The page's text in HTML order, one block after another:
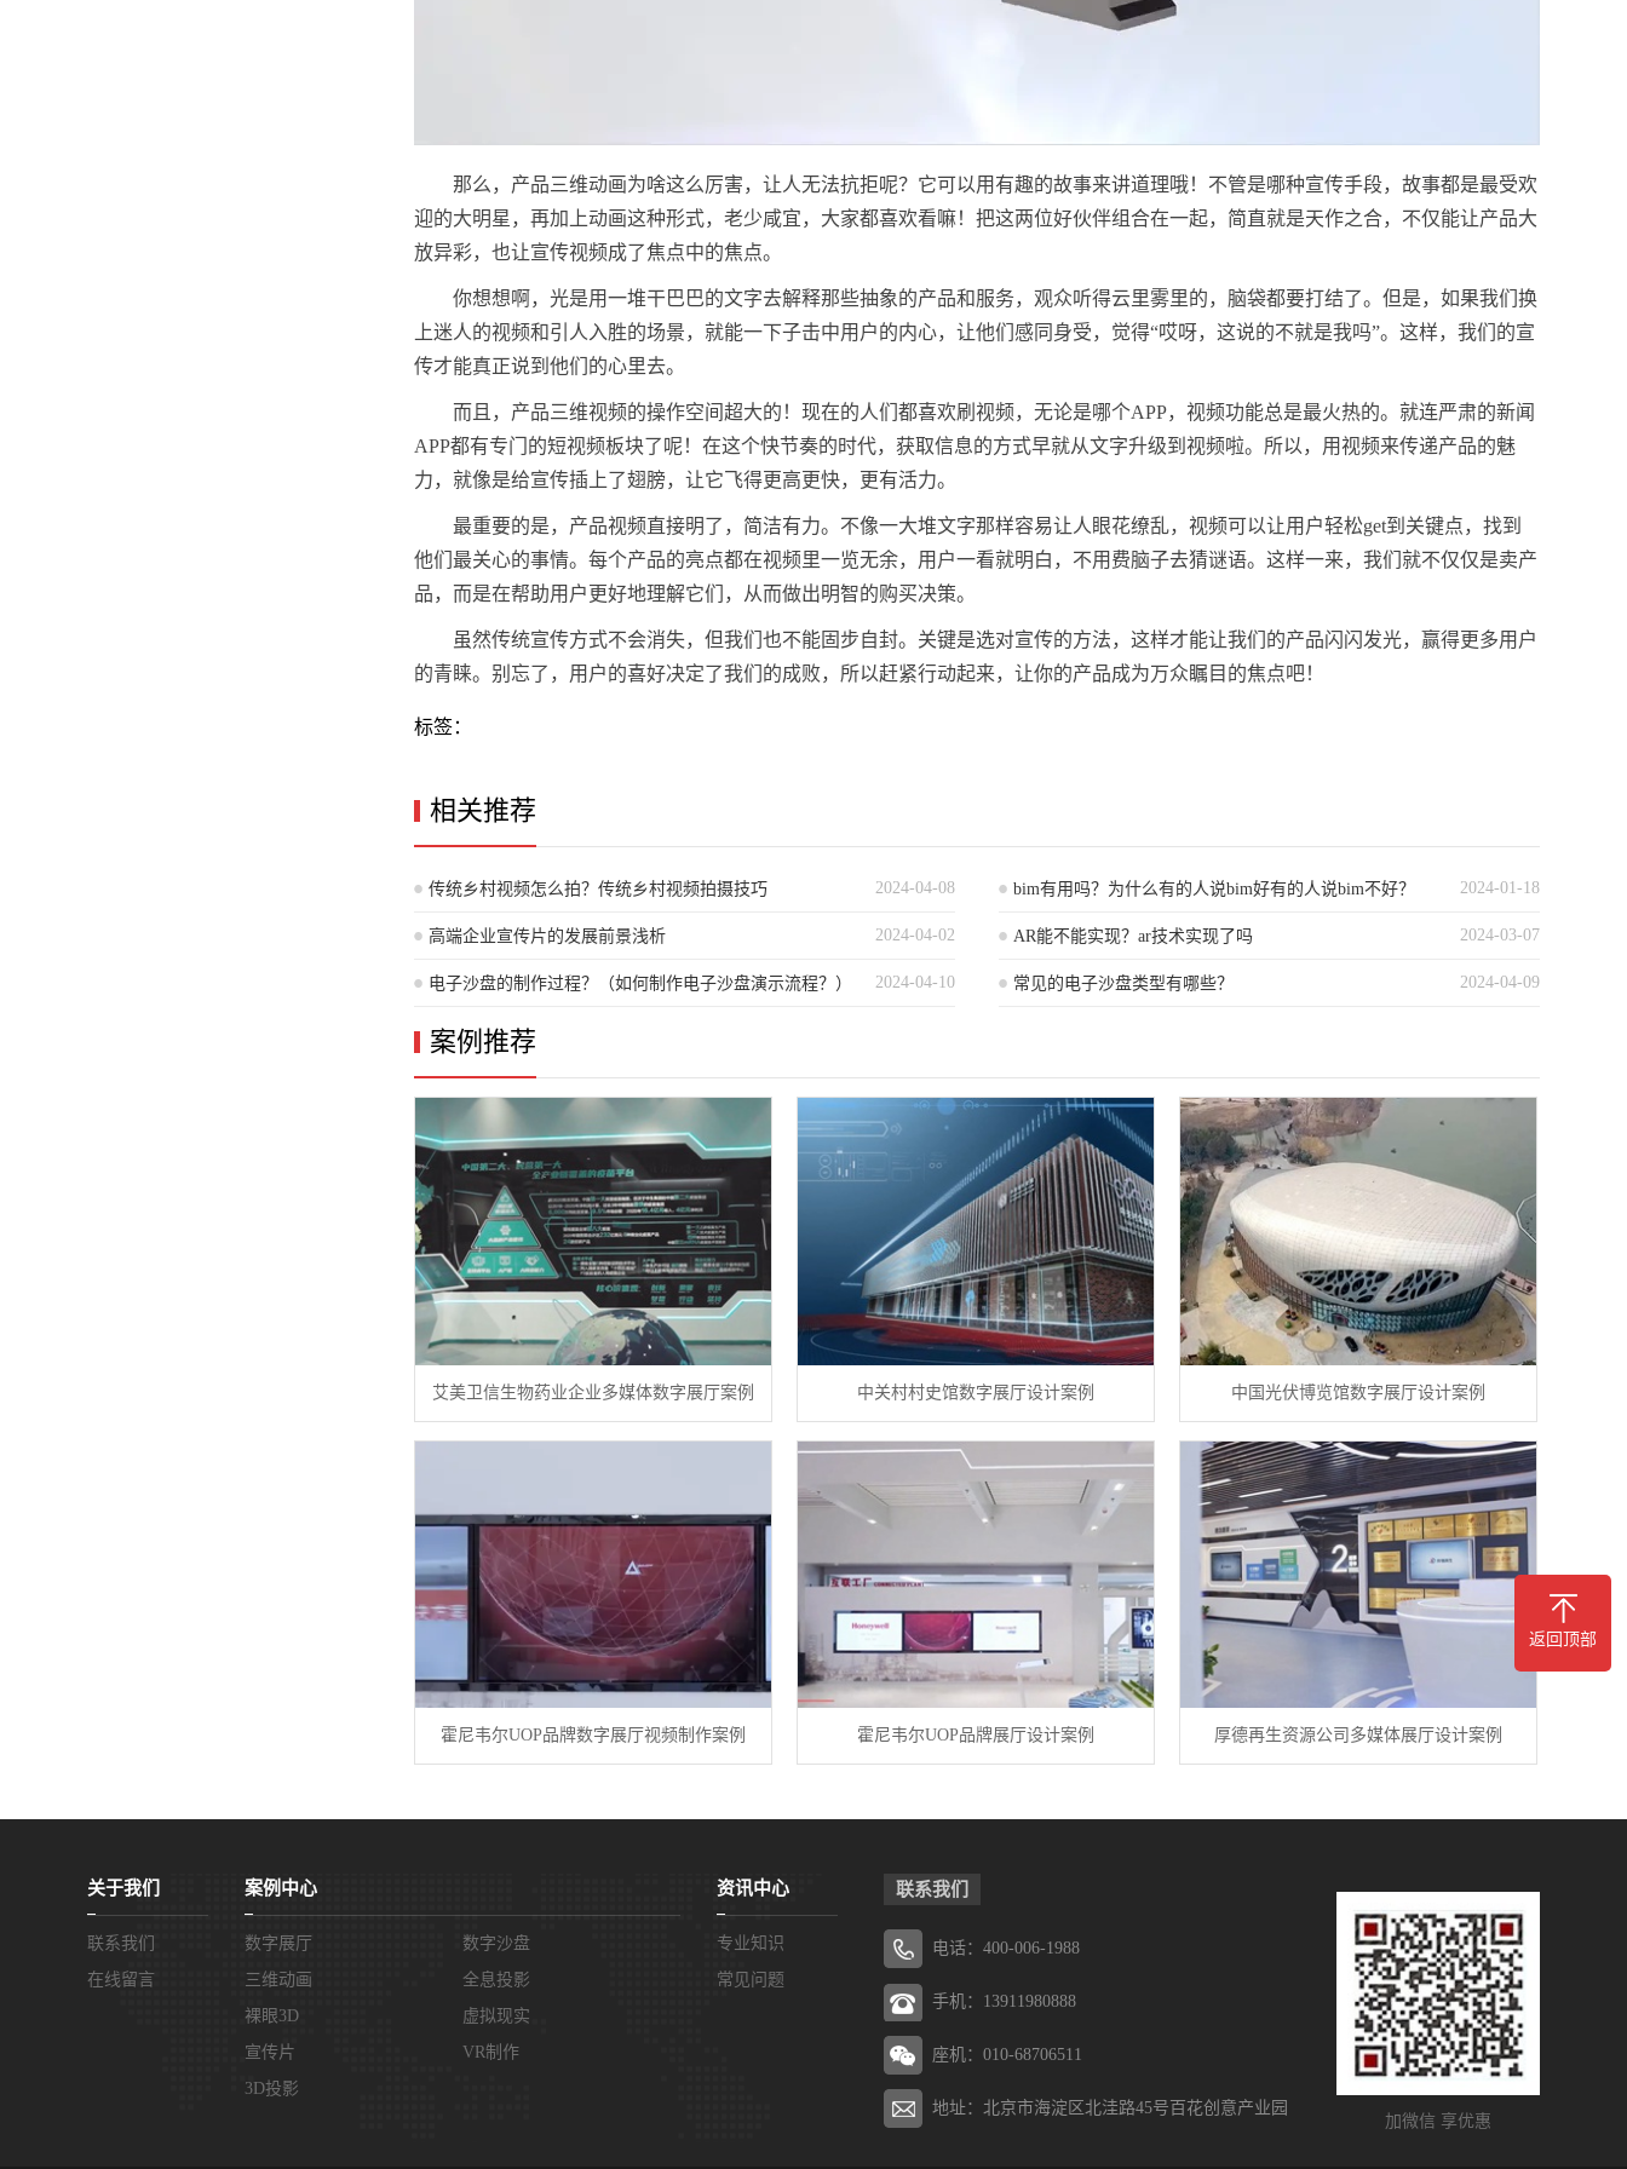
那么，产品三维动画为啥这么厉害，让人无法抗拒呢？它可以用有趣的故事来讲道理哦！不管是哪种宣传手段，故事都是最受欢
迎的大明星，再加上动画这种形式，老少咸宜，大家都喜欢看嘛！把这两位好伙伴组合在一起，简直就是天作之合，不仅能让产品大
放异彩，也让宣传视频成了焦点中的焦点。
你想想啊，光是用一堆干巴巴的文字去解释那些抽象的产品和服务，观众听得云里雾里的，脑袋都要打结了。但是，如果我们换
上迷人的视频和引人入胜的场景，就能一下子击中用户的内心，让他们感同身受，觉得“哎呀，这说的不就是我吗”。这样，我们的宣
传才能真正说到他们的心里去。
而且，产品三维视频的操作空间超大的！现在的人们都喜欢刷视频，无论是哪个APP，视频功能总是最火热的。就连严肃的新闻
APP都有专门的短视频板块了呢！在这个快节奏的时代，获取信息的方式早就从文字升级到视频啦。所以，用视频来传递产品的魅
力，就像是给宣传插上了翅膀，让它飞得更高更快，更有活力。
最重要的是，产品视频直接明了，简洁有力。不像一大堆文字那样容易让人眼花缭乱，视频可以让用户轻松get到关键点，找到
他们最关心的事情。每个产品的亮点都在视频里一览无余，用户一看就明白，不用费脑子去猜谜语。这样一来，我们就不仅仅是卖产
品，而是在帮助用户更好地理解它们，从而做出明智的购买决策。
虽然传统宣传方式不会消失，但我们也不能固步自封。关键是选对宣传的方法，这样才能让我们的产品闪闪发光，赢得更多用户
的青睐。别忘了，用户的喜好决定了我们的成败，所以赶紧行动起来，让你的产品成为万众瞩目的焦点吧！
标签：
相关推荐
2024-04-08
传统乡村视频怎么拍？传统乡村视频拍摄技巧 2024-01-18
bim有用吗？为什么有的人说bim好有的人说bim不好？
2024-04-02
高端企业宣传片的发展前景浅析 2024-03-07
AR能不能实现？ar技术实现了吗
2024-04-10
电子沙盘的制作过程？（如何制作电子沙盘演示流程？） 2024-04-09
常见的电子沙盘类型有哪些？
案例推荐
艾美卫信生物药业企业多媒体数字展厅案例 中关村村史馆数字展厅设计案例 中国光伏博览馆数字展厅设计案例
霍尼韦尔UOP品牌数字展厅视频制作案例 霍尼韦尔UOP品牌展厅设计案例 厚德再生资源公司多媒体展厅设计案例
关于我们
联系我们
在线留言
案例中心
数字展厅
数字沙盘
三维动画
全息投影
裸眼3D
虚拟现实
宣传片
VR制作
3D投影
资讯中心
专业知识
常见问题
加微信 享优惠
联系我们
电话：400-006-1988
手机：13911980888
座机：010-68706511
地址：北京市海淀区北洼路45号百花创意产业园
返回顶部